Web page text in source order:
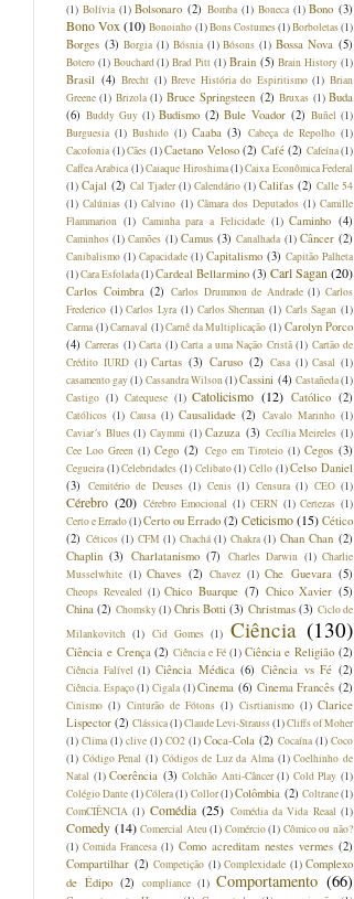
(1) Bolívia (1) Bolsonaro (2) Bomba (1) Boneca (1) Bono (3)
Bono Vox (10) Bonoinho (1)Bons Costumes(1)Borboletas(1)
Borges (3) Borgia (1) Bósnia (1) Bósons (1) Bossa Nova (5)
Botero (1) Bouchard (1) Brad Pitt (1) Brain (5) Brain History (1)
Brasil (4) Brecht (1) Breve História do Espiritismo (1) Brian
Greene (1) Brizola (1) Bruce Springsteen (2) Bruxas (1) Buda
(6) Buddy Guy (1) Budismo (2) Bule Voador (2) Buñel (1)
Burguesia (1) Bushido (1) Caaba (3) Cabeça de Repolho (1)
Cacofonia (1)Cães (1)Caetano Veloso (2) Café (2) Cafeína(1)
Caffea Arabica (1)Caiaque Hiroshima(1)Caixa Econômica Federal
(1) Cajal (2) Cal Tjader (1) Calendário (1) Califas (2) Calle 54
(1) Calúnias (1) Calvino (1) Câmara dos Deputados (1) Camille
Flammarion (1) Caminha para a Felicidade (1) Caminho (4)
Caminhos (1) Camões (1) Camus (3) Canalhada (1) Câncer (2)
Canibalismo (1) Capacidade (1) Capitalismo (3) Capitão Palheta
(1)Cara Esfolada(1)Cardeal Bellarmino (3) Carl Sagan (20)
Carlos Coimbra (2) Carlos Drummon de Andrade (1) Carlos
Frederico (1) Carlos Lyra (1) Carlos Sherman (1) Carls Sagan (1)
Carma (1)Carnaval (1)Carnê da Multiplicação (1) Carolyn Porco
(4) Carreras (1) Carta (1) Carta a uma Nação Cristã (1) Cartão de
Crédito IURD (1) Cartas (3) Caruso (2) Casa (1) Casal (1)
casamento gay(1) Cassandra Wilson(1)Cassini (4) Castañeda(1)
Castigo (1) Catequese (1) Catolicismo (12) Católico (2)
Católicos (1) Causa (1) Causalidade (2) Cavalo Marinho (1)
Caviar´s Blues (1) Caymmi (1) Cazuza (3) Cecília Meireles (1)
Cee Loo Green (1) Cego (2) Cego em Tiroteio (1) Cegos (3)
Cegueira (1) Celebridades (1) Celibato (1) Cello (1) Celso Daniel
(3)
Cemitério de Deuses (1) Cenis (1) Censura (1) CEO (1)
Cérebro (20) Cérebro Emocional (1) CERN (1) Certezas (1)
Certo e Errado(1)Certo ou Errado (2) Ceticismo(15) Cético
(2) Céticos (1) CFM (1) Chachá (1) Chakra (1) Chan Chan (2)
Chaplin (3) Charlatanismo (7) Charles Darwin (1) Charlie
Musselwhite (1) Chaves (2) Chavez (1) Che Guevara (5)
Cheops Revealed (1) Chico Buarque (7) Chico Xavier (5)
China (2) Chomsky(1) Chris Botti (3) Christmas (3) Ciclo de
Milankovitch (1) Cid Gomes (1) Ciência (130)
Ciência e Crença (2) Ciência e Fé (1) Ciência e Religião (2)
Ciência Falível (1) Ciência Médica (6) Ciência vs Fé (2)
Ciência. Espaço (1) Cigala (1) Cinema (6) Cinema Francês (2)
Cinismo (1) Cinturão de Fótons (1) Cisrtianismo (1) Clarice
Lispector (2) Clássica(1)Claude Levi-Strauss(1)Cliffs of Moher
(1) Clima (1) clive (1) CO2 (1) Coca-Cola (2) Cocaína (1) Coco
(1) Código Penal (1) Códigos de Luz da Alma (1) Coelhinho de
Natal (1) Coerência (3) Colchão Anti-Câncer (1) Cold Play (1)
Colégio Dante (1)Cólera(1) Collor(1)Colômbia (2) Coltrane(1)
ComCIÊNCIA (1) Comédia (25) Comédia da Vida Reaal (1)
Comedy (14) Comercial Ateu(1) Comércio(1) Cômico ou não?
(1) Comida Francesa (1) Como acreditam nestes vermes (2)
Compartilhar (2) Competição (1) Complexidade (1) Complexo
de Édipo (2) compliance (1) Comportamento (66)